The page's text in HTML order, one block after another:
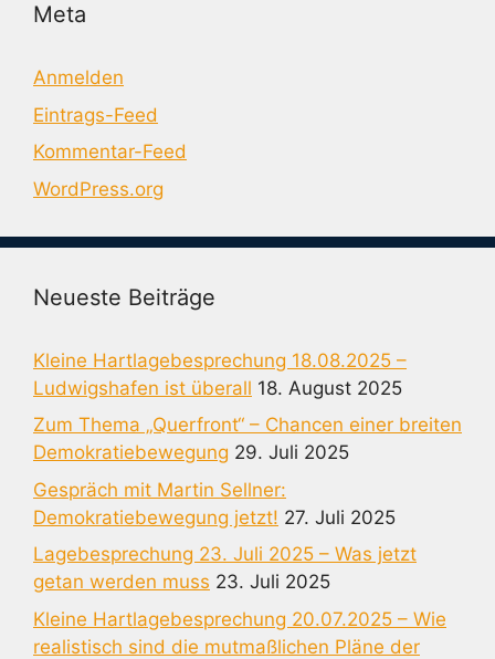
Meta
Anmelden
Eintrags-Feed
Kommentar-Feed
WordPress.org
Neueste Beiträge
Kleine Hartlagebesprechung 18.08.2025 –
Ludwigshafen ist überall 18. August 2025
Zum Thema „Querfront“ – Chancen einer breiten
Demokratiebewegung 29. Juli 2025
Gespräch mit Martin Sellner:
Demokratiebewegung jetzt! 27. Juli 2025
Lagebesprechung 23. Juli 2025 – Was jetzt
getan werden muss 23. Juli 2025
Kleine Hartlagebesprechung 20.07.2025 – Wie
realistisch sind die mutmaßlichen Pläne der